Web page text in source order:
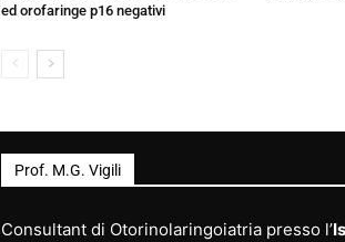
ed orofaringe p16 negativi
Prof. M.G. Vigili
Consultant di Otorinolaringoiatria presso l’